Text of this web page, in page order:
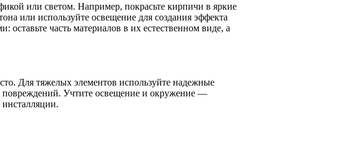
или светом. Например, покрасьте кирпичи в яркие
или используйте освещение для создания эффекта
оставьте часть материалов в их естественном виде, а
Для тяжелых элементов используйте надежные
повреждений. Учтите освещение и окружение —